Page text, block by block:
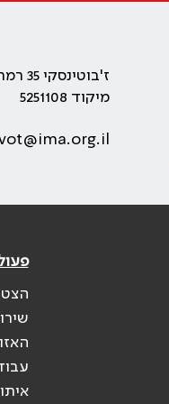
ז'בוטינסקי 35 רמת גן, בניין התאומים 2
מיקוד 5251108